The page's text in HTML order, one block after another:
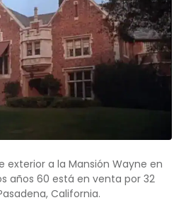
exterior a la Mansión Wayne en
años 60 está en venta por 32
California.